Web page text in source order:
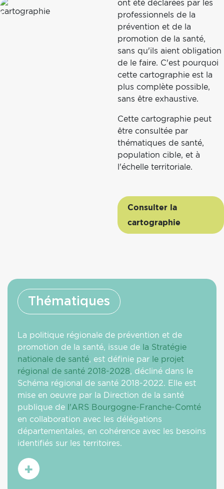
Image
cartographie
ont été déclarées par les
professionnels de la
prévention et de la
promotion de la santé,
sans qu'ils aient obligation
de le faire. C'est pourquoi
cette cartographie est la
plus complète possible,
sans être exhaustive.
Cette cartographie peut
être consultée par
thématiques de santé,
population cible, et à
l'échelle territoriale.
Consulter la
cartographie
Thématiques
La politique régionale de prévention et de
promotion de la santé, issue de la Stratégie
nationale de santé, est définie par le projet
régional de santé 2018-2028, décliné dans le
Schéma régional de santé 2018-2022. Elle est
mise en oeuvre par la Direction de la santé
publique de l'ARS Bourgogne-Franche-Comté
en collaboration avec les délégations
départementales, en cohérence avec les besoins
identifiés sur les territoires.
En
savoir